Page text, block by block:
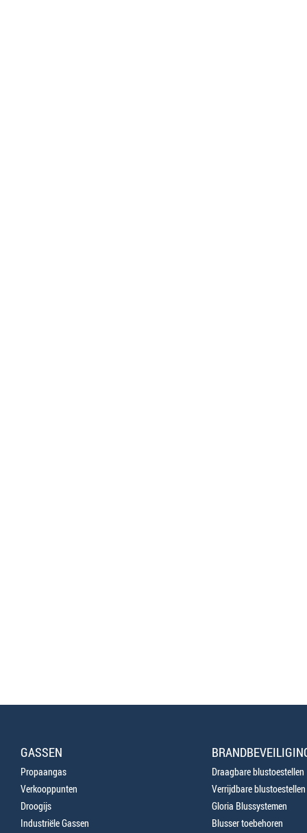
GASSEN
Propaangas
Verkooppunten
Droogijs
Industriële Gassen
Draagbare blustoestellen
Verrijdbare blustoestellen
Gloria Blussystemen
Blusser toebehoren